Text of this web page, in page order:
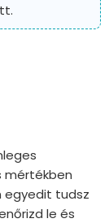
mértékben
egyedit tudsz
le és